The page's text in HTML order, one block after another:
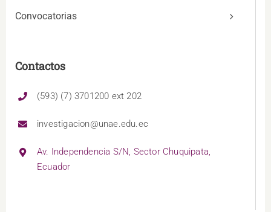
Convocatorias
Contactos
(593) (7) 3701200 ext 202
investigacion@unae.edu.ec
Av. Independencia S/N, Sector Chuquipata,
Ecuador